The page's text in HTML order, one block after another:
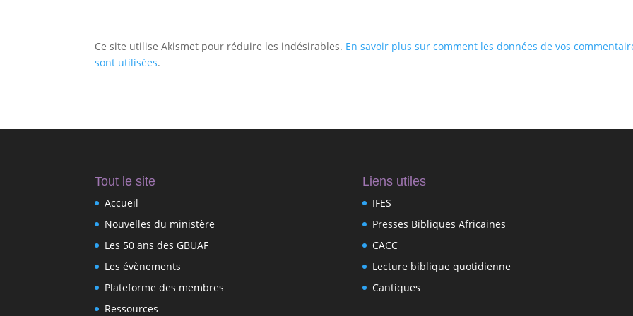
Ce site utilise Akismet pour réduire les indésirables. En savoir plus sur comment les données de vos
sont utilisées.
Tout le site
Accueil
Nouvelles du ministère
Les 50 ans des GBUAF
Les évènements
Plateforme des membres
Ressources
Liens utiles
IFES
Presses Bibliques Africaines
CACC
Lecture biblique quotidienne
Cantiques